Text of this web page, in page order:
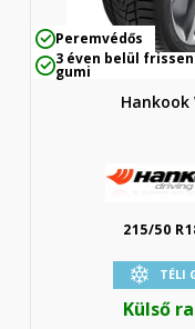
Peremvédős
3 éven belül
gumi
Hankook
215/50
TÉLI
Külső